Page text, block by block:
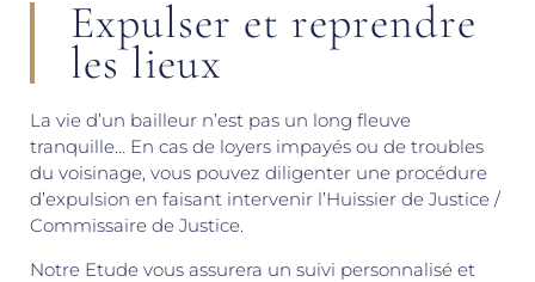
Expulser et reprendre
les lieux
La vie d’un bailleur n’est pas un long fleuve
tranquille… En cas de loyers impayés ou de troubles
du voisinage, vous pouvez diligenter une procédure
d’expulsion en faisant intervenir l’Huissier de Justice /
Commissaire de Justice.
Notre Etude vous assurera un suivi personnalisé et